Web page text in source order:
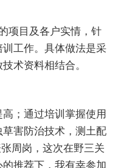
项目及各户实情，针
工作。具体做法是采
术资料相结合。
；通过培训掌握使用
害防治技术，测土配
周岗，这次在野三关
推荐下，我有幸参加